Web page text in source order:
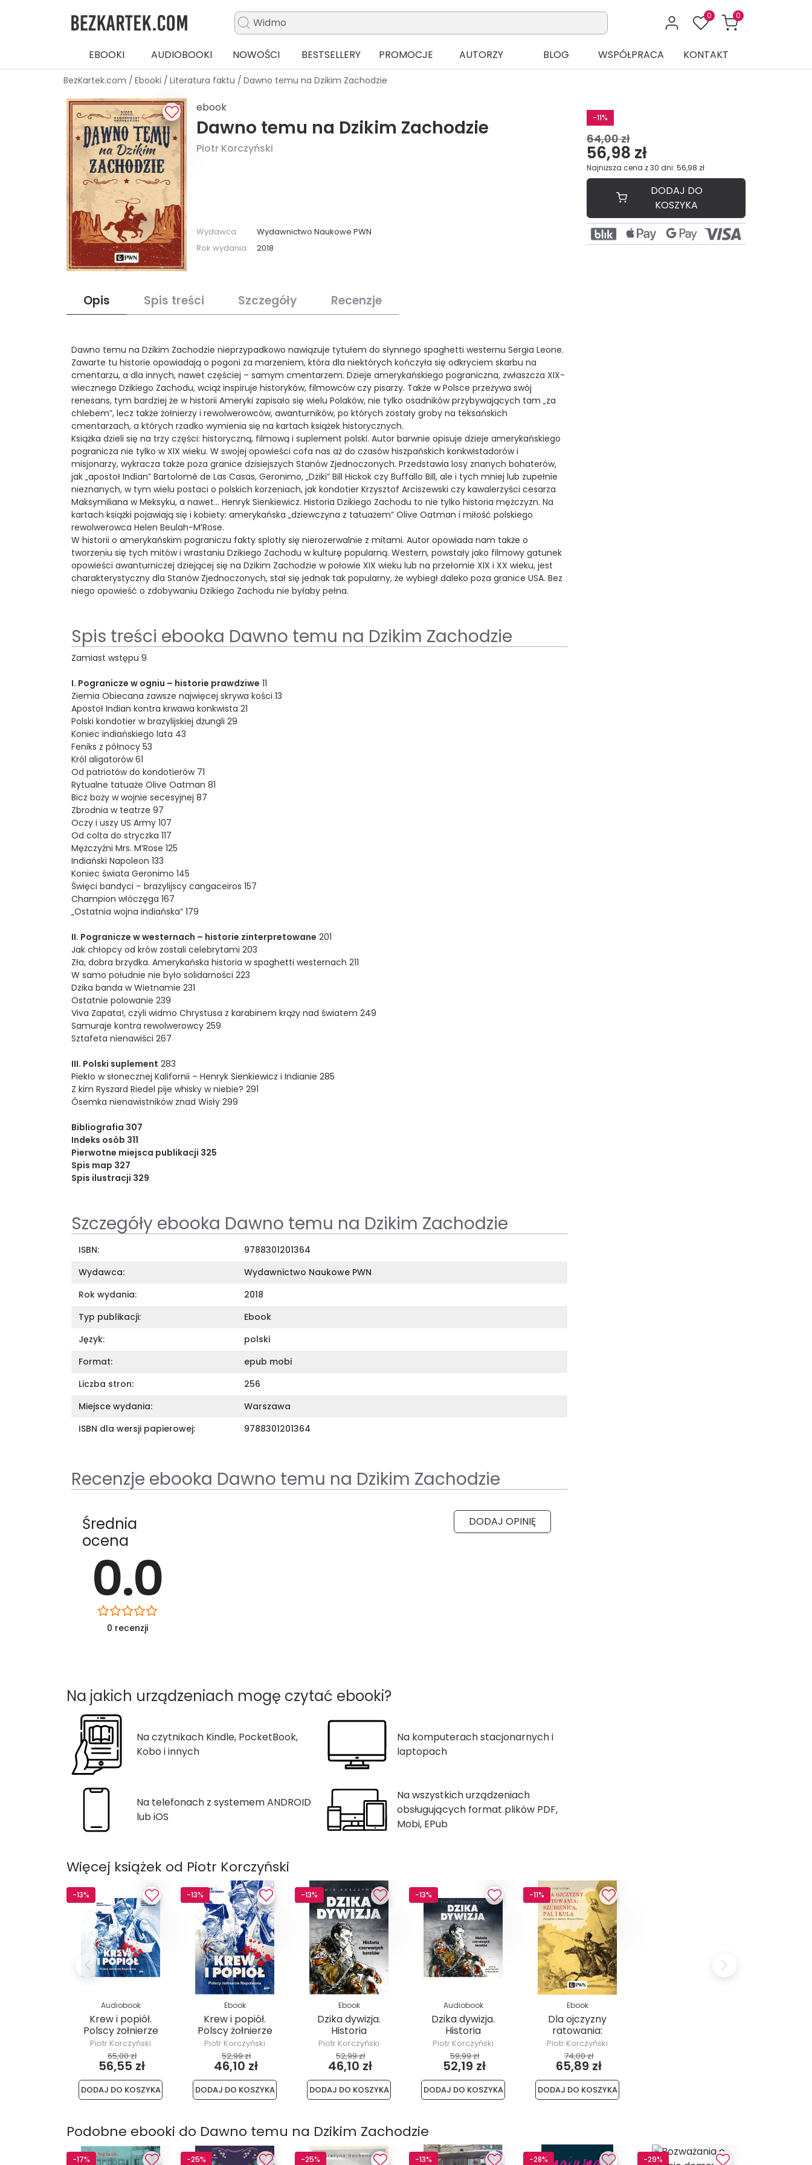
0 0
EBOOKI AUDIOBOOKI NOWOŚCI BESTSELLERY PROMOCJE AUTORZY BLOG WSPÓŁPRACA KONTAKT
BezKartek.com / Ebooki / Literatura faktu / Dawno temu na Dzikim Zachodzie
ebook
Dawno temu na Dzikim Zachodzie
Piotr Korczyński
Wydawca:
Wydawnictwo Naukowe PWN
Rok wydania:
2018
Opis Spis treści Szczegóły Recenzje
Dawno temu na Dzikim Zachodzie nieprzypadkowo nawiązuje tytułem do słynnego spaghetti westernu Sergia Leone.
Zawarte tu historie opowiadają o pogoni za marzeniem, która dla niektórych kończyła się odkryciem skarbu na
cmentarzu, a dla innych, nawet częściej – samym cmentarzem. Dzieje amerykańskiego pograniczna, zwłaszcza XIX-
wiecznego Dzikiego Zachodu, wciąż inspiruje historyków, filmowców czy pisarzy. Także w Polsce przeżywa swój
renesans, tym bardziej że w historii Ameryki zapisało się wielu Polaków, nie tylko osadników przybywających tam „za
chlebem”, lecz także żołnierzy i rewolwerowców, awanturników, po których zostały groby na teksańskich
cmentarzach, a których rzadko wymienia się na kartach książek historycznych.
Książka dzieli się na trzy części: historyczną, filmową i suplement polski. Autor barwnie opisuje dzieje amerykańskiego
pogranicza nie tylko w XIX wieku. W swojej opowieści cofa nas aż do czasów hiszpańskich konkwistadorów i
misjonarzy, wykracza także poza granice dzisiejszych Stanów Zjednoczonych. Przedstawia losy znanych bohaterów,
jak „apostoł Indian” Bartolomé de Las Casas, Geronimo, „Dziki” Bill Hickok czy Buffallo Bill, ale i tych mniej lub zupełnie
nieznanych, w tym wielu postaci o polskich korzeniach, jak kondotier Krzysztof Arciszewski czy kawalerzyści cesarza
Maksymiliana w Meksyku, a nawet... Henryk Sienkiewicz. Historia Dzikiego Zachodu to nie tylko historia mężczyzn. Na
kartach książki pojawiają się i kobiety: amerykańska „dziewczyna z tatuażem” Olive Oatman i miłość polskiego
rewolwerowca Helen Beulah-M’Rose.
W historii o amerykańskim pograniczu fakty splotły się nierozerwalnie z mitami. Autor opowiada nam także o
tworzeniu się tych mitów i wrastaniu Dzikiego Zachodu w kulturę popularną. Western, powstały jako filmowy gatunek
opowieści awanturniczej dziejącej się na Dzikim Zachodzie w połowie XIX wieku lub na przełomie XIX i XX wieku, jest
charakterystyczny dla Stanów Zjednoczonych, stał się jednak tak popularny, że wybiegł daleko poza granice USA. Bez
niego opowieść o zdobywaniu Dzikiego Zachodu nie byłaby pełna.
Spis treści ebooka Dawno temu na Dzikim Zachodzie
Zamiast wstępu 9
I. Pogranicze w ogniu – historie prawdziwe 11
Ziemia Obiecana zawsze najwięcej skrywa kości 13
Apostoł Indian kontra krwawa konkwista 21
Polski kondotier w brazylijskiej dżungli 29
Koniec indiańskiego lata 43
Feniks z północy 53
Król aligatorów 61
Od patriotów do kondotierów 71
Rytualne tatuaże Olive Oatman 81
Bicz boży w wojnie secesyjnej 87
Zbrodnia w teatrze 97
Oczy i uszy US Army 107
Od colta do stryczka 117
Mężczyźni Mrs. M’Rose 125
Indiański Napoleon 133
Koniec świata Geronimo 145
Święci bandyci – brazylijscy cangaceiros 157
Champion włóczęga 167
„Ostatnia wojna indiańska” 179
II. Pogranicze w westernach – historie zinterpretowane 201
Jak chłopcy od krów zostali celebrytami 203
Zła, dobra brzydka. Amerykańska historia w spaghetti westernach 211
W samo południe nie było solidarności 223
Dzika banda w Wietnamie 231
Ostatnie polowanie 239
Viva Zapata!, czyli widmo Chrystusa z karabinem krąży nad światem 249
Samuraje kontra rewolwerowcy 259
Sztafeta nienawiści 267
III. Polski suplement 283
Piekło w słonecznej Kalifornii – Henryk Sienkiewicz i Indianie 285
Z kim Ryszard Riedel pije whisky w niebie? 291
Ósemka nienawistników znad Wisły 299
Bibliografia 307
Indeks osób 311
Pierwotne miejsca publikacji 325
Spis map 327
Spis ilustracji 329
Szczegóły ebooka Dawno temu na Dzikim Zachodzie
ISBN:
9788301201364
Wydawca:
Wydawnictwo Naukowe PWN
Rok wydania:
2018
Typ publikacji:
Ebook
Język:
polski
Format:
epub mobi
Liczba stron:
256
Miejsce wydania:
Warszawa
ISBN dla wersji papierowej:
9788301201364
Recenzje ebooka Dawno temu na Dzikim Zachodzie
Średnia
ocena
0.0
0 recenzji
DODAJ OPINIĘ
Na jakich urządzeniach mogę czytać ebooki?
Na czytnikach Kindle, PocketBook,
Kobo i innych
Na komputerach stacjonarnych i
laptopach
Na telefonach z systemem ANDROID
lub iOS
Na wszystkich urządzeniach
obsługujących format plików PDF,
Mobi, EPub
-11%
64,00 zł
56,98 zł
Najniższa cena z 30 dni: 56,98 zł
DODAJ DO
KOSZYKA
Więcej książek od Piotr Korczyński
-13%
Audiobook
Krew i popiół.
Polscy żołnierze
Napoleona
Piotr Korczyński
65,00 zł
56,55 zł
DODAJ DO KOSZYKA
-13%
Ebook
Krew i popiół.
Polscy żołnierze
Napoleona
Piotr Korczyński
52,99 zł
46,10 zł
DODAJ DO KOSZYKA
-13%
Ebook
Dzika dywizja.
Historia
Czerwonych
Beretów
Piotr Korczyński
52,99 zł
46,10 zł
DODAJ DO KOSZYKA
-13%
Audiobook
Dzika dywizja.
Historia
Czerwonych
Beretów
Piotr Korczyński
59,99 zł
52,19 zł
DODAJ DO KOSZYKA
-11%
Ebook
Dla ojczyzny
ratowania:
szubienica, pal i
kula
Piotr Korczyński
74,00 zł
65,89 zł
DODAJ DO KOSZYKA
Podobne ebooki do Dawno temu na Dzikim Zachodzie
-17% -25% -25% -13% -28% -29%